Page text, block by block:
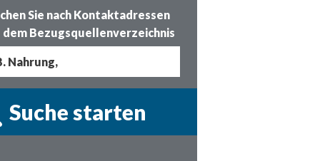
Sie nach Kontaktadressen
dem Bezugsquellenverzeichnis